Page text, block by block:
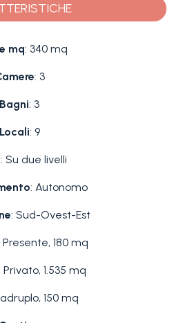
mq: 340 mq
: 3
Bagni: 3
Locali: 9
: Su due livelli
: Autonomo
: Sud-Ovest-Est
Presente, 180 mq
Privato, 1.535 mq
150 mq